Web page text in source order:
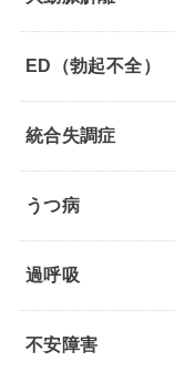
ED（勃起不全）
統合失調症
うつ病
過呼吸
不安障害